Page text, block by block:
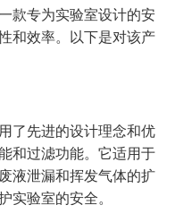
款专为实验室设计的安
和效率。以下是对该产
了先进的设计理念和优
和过滤功能。它适用于
液泄漏和挥发气体的扩
实验室的安全。